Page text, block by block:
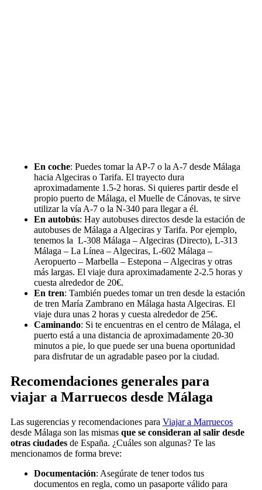
En coche: Puedes tomar la AP-7 o la A-7 desde Málaga
hacia Algeciras o Tarifa. El trayecto dura
aproximadamente 1.5-2 horas. Si quieres partir desde el
propio puerto de Málaga, el Muelle de Cánovas, te sirve
utilizar la vía A-7 o la N-340 para llegar a él.
En autobús: Hay autobuses directos desde la estación de
autobuses de Málaga a Algeciras y Tarifa. Por ejemplo,
tenemos la L-308 Málaga – Algeciras (Directo), L-313
Málaga – La Línea – Algeciras, L-602 Málaga –
Aeropuerto – Marbella – Estepona – Algeciras y otras
más largas. El viaje dura aproximadamente 2-2.5 horas y
cuesta alrededor de 20€.
En tren: También puedes tomar un tren desde la estación
de tren María Zambrano en Málaga hasta Algeciras. El
viaje dura unas 2 horas y cuesta alrededor de 25€.
Caminando: Si te encuentras en el centro de Málaga, el
puerto está a una distancia de aproximadamente 20-30
minutos a pie, lo que puede ser una buena oportunidad
para disfrutar de un agradable paseo por la ciudad.
Recomendaciones generales para
viajar a Marruecos desde Málaga
Las sugerencias y recomendaciones para Viajar a Marruecos
desde Málaga son las mismas que se consideran al salir desde
otras ciudades de España. ¿Cuáles son algunas? Te las
mencionamos de forma breve:
Documentación: Asegúrate de tener todos tus
documentos en regla, como un pasaporte válido para